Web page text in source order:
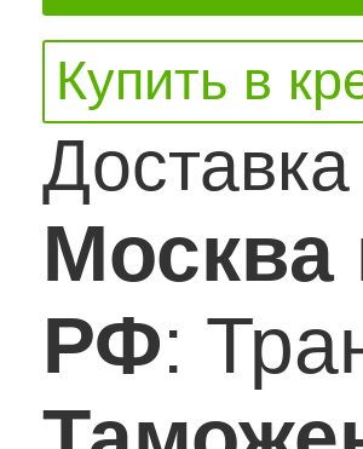
Купить в
Доставка
РФ: